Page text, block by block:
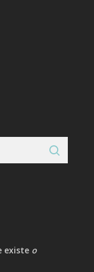
existe o